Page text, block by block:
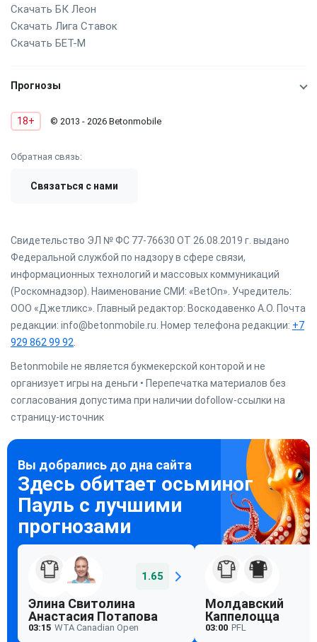
Скачать БК Леон
Скачать Лига Ставок
Скачать БЕТ-М
Прогнозы
18+ © 2013 - 2026 Betonmobile
Обратная связь:
Связаться с нами
Свидетельство ЭЛ № ФС 77-76630 ОТ 26.08.2019 г. выдано
Федеральной службой по надзору в сфере связи,
информационных технологий и массовых коммуникаций
(Роскомнадзор). Наименование СМИ: «BetOn». Учредитель:
ООО «Джетликс». Главный редактор: Воскодавенко А.О. Почта
редакции: info@betonmobile.ru. Номер телефона редакции: +7
929 862 99 92.
Betonmobile не является букмекерской конторой и не
организует игры на деньги • Перепечатка материалов без
согласования допустима при наличии dofollow-ссылки на
страницу-источник
1.65
Элина Свитолина
Анастасия Потапова
03:15 WTA Canadian Open
Молдавский
Каппелоцца
03:00 PFL